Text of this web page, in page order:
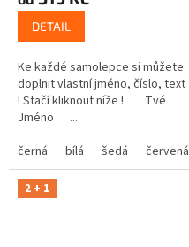
DETAIL
Ke každé samolepce si můžete
doplnit vlastní jméno, číslo, text
! Stačí kliknout níže ! Tvé
Jméno ...
černá
bílá šedá červená
2 + 1